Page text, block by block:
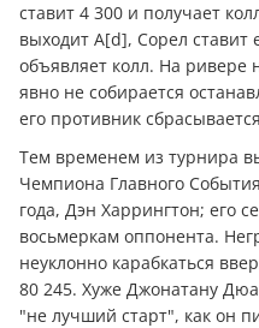
ставит 4 300 и получает
выходит A[d], Сорел ставит
объявляет колл. На ривере
явно не собирается
его противник
Тем временем из турнира
Чемпиона Главного
года, Дэн Харрингтон; его
восьмеркам оппонента.
неуклонно карабкаться
80 245. Хуже Джонатану
"не лучший старт", как он